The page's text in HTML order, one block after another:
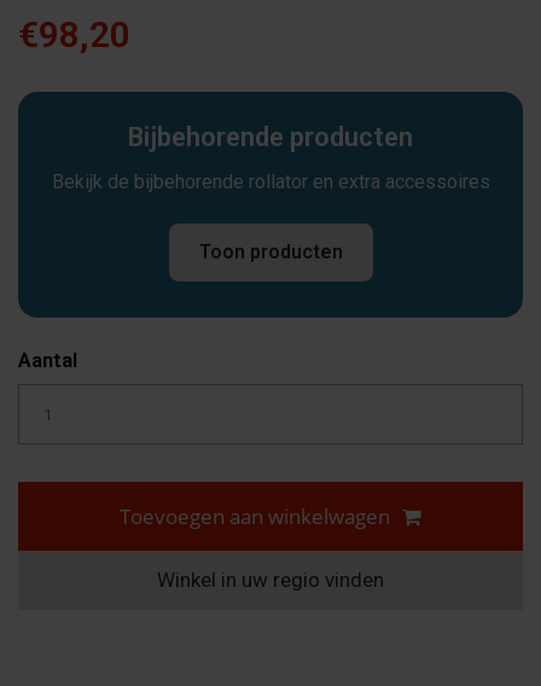
€98,20
Bijbehorende producten
Bekijk de bijbehorende rollator en extra accessoires
Toon producten
Aantal
Toevoegen aan winkelwagen
Winkel in uw regio vinden